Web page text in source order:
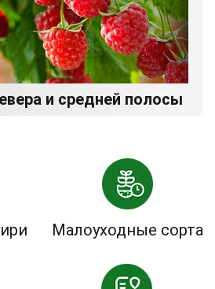
и средней полосы
Малоуходные сорта